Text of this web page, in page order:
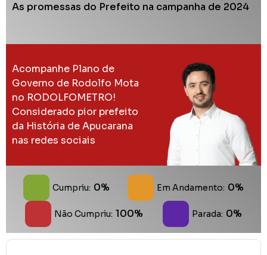
As promessas do Prefeito na campanha de 2024
Acompanhe Plano de
Governo de Rodolfo Mota
no RODOLFOMETRO!
Considerado pior prefeito
da História de Apucarana
nas redes sociais
Cumpriu: 0% Em Andamento: 0%
Não Cumpriu: 100% Parada: 0%